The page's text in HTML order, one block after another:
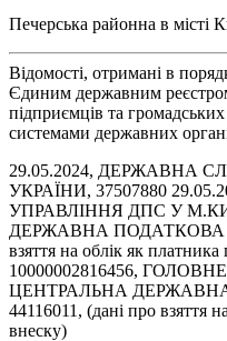
Печерська районна в місті
Відомості, отримані в
Єдиним державним
підприємців та
системами державних
29.05.2024, ДЕРЖАВНА
УКРАЇНИ, 37507880
УПРАВЛІННЯ ДПС У
ДЕРЖАВНА ПОДАТКОВА
взяття на облік як
10000002816456,
ЦЕНТРАЛЬНА
44116011, (дані про взяття
внеску)